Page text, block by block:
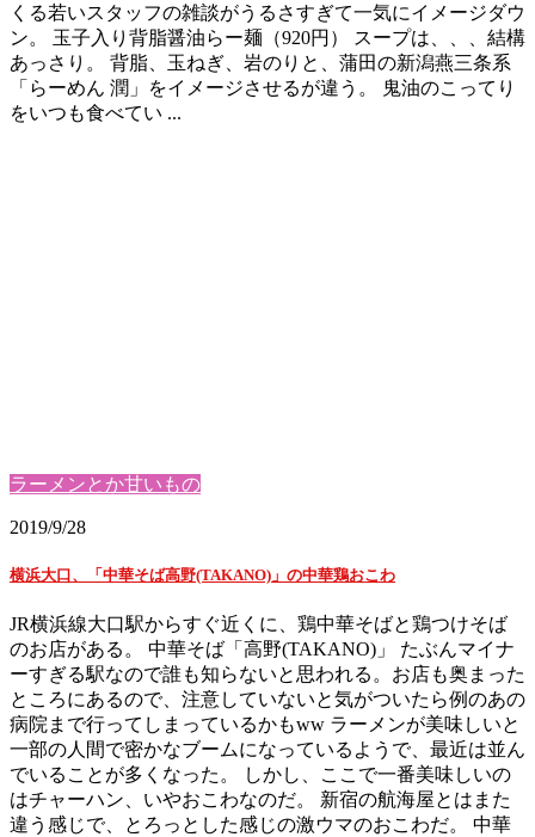
くる若いスタッフの雑談がうるさすぎて一気にイメージダウ
ン。 玉子入り背脂醤油らー麺（920円） スープは、、、結構
あっさり。 背脂、玉ねぎ、岩のりと、蒲田の新潟燕三条系
「らーめん 潤」をイメージさせるが違う。 鬼油のこってり
をいつも食べてい ...
ラーメンとか甘いもの
2019/9/28
横浜大口、「中華そば高野(TAKANO)」の中華鶏おこわ
JR横浜線大口駅からすぐ近くに、鶏中華そばと鶏つけそば
のお店がある。 中華そば「高野(TAKANO)」 たぶんマイナ
ーすぎる駅なので誰も知らないと思われる。お店も奥まった
ところにあるので、注意していないと気がついたら例のあの
病院まで行ってしまっているかもww ラーメンが美味しいと
一部の人間で密かなブームになっているようで、最近は並ん
でいることが多くなった。 しかし、ここで一番美味しいの
はチャーハン、いやおこわなのだ。 新宿の航海屋とはまた
違う感じで、とろっとした感じの激ウマのおこわだ。 中華